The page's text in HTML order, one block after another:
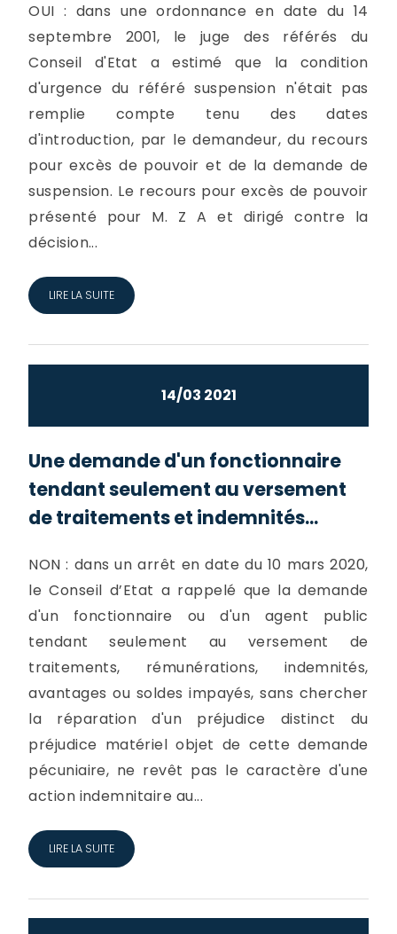
OUI : dans une ordonnance en date du 14
septembre 2001, le juge des référés du
Conseil d'Etat a estimé que la condition
d'urgence du référé suspension n'était pas
remplie compte tenu des dates
d'introduction, par le demandeur, du recours
pour excès de pouvoir et de la demande de
suspension. Le recours pour excès de pouvoir
présenté pour M. Z A et dirigé contre la
décision...
LIRE LA SUITE
14/03 2021
Une demande d'un fonctionnaire
tendant seulement au versement
de traitements et indemnités...
NON : dans un arrêt en date du 10 mars 2020,
le Conseil d’Etat a rappelé que la demande
d'un fonctionnaire ou d'un agent public
tendant seulement au versement de
traitements, rémunérations, indemnités,
avantages ou soldes impayés, sans chercher
la réparation d'un préjudice distinct du
préjudice matériel objet de cette demande
pécuniaire, ne revêt pas le caractère d'une
action indemnitaire au...
LIRE LA SUITE